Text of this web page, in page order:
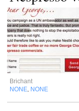
Brichant
NONE NONE